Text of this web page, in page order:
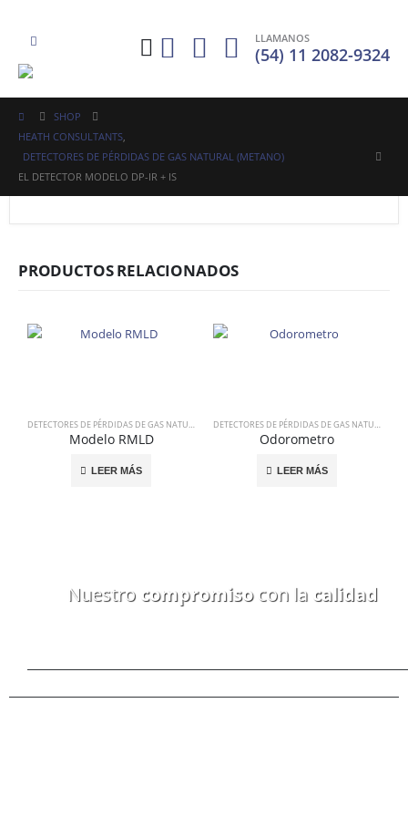
LLAMANOS
(54) 11 2082-9324
SHOP
HEATH CONSULTANTS,
DETECTORES DE PÉRDIDAS DE GAS NATURAL (METANO)
EL DETECTOR MODELO DP-IR + IS
PRODUCTOS RELACIONADOS
DETECTORES DE PÉRDIDAS DE GAS NATURAL (METANO)
Modelo RMLD
LEER MÁS
DETECTORES DE PÉRDIDAS DE GAS NATURAL (METANO)
Odorometro
LEER MÁS
Nuestro compromisocon la calidad